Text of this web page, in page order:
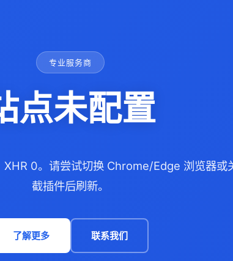
专业服务商
点未配置
0。请尝试切换 Chrome/Edge 浏览器或
截插件后刷新。
了解更多 联系我们